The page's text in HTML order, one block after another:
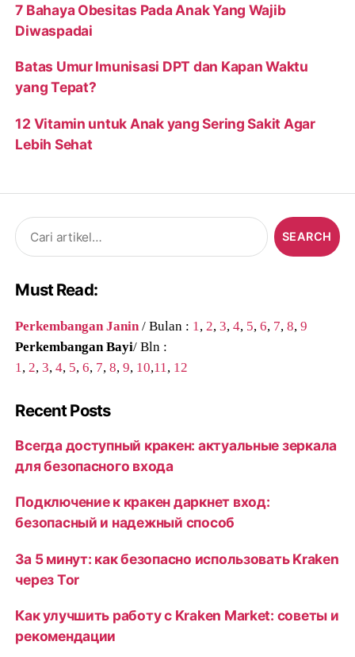
7 Bahaya Obesitas Pada Anak Yang Wajib
Diwaspadai
Batas Umur Imunisasi DPT dan Kapan Waktu
yang Tepat?
12 Vitamin untuk Anak yang Sering Sakit Agar
Lebih Sehat
Search
for:
Must Read:
Perkembangan Janin / Bulan : 1 , 2,3,4, 5,6, 7,8,9
Perkembangan Bayi/ Bln :
1 , 2,3,4, 5,6, 7,8,9, 10,11 , 12
Recent Posts
Всегда доступный кракен: актуальные зеркала
для безопасного входа
Подключение к кракен даркнет вход:
безопасный и надежный способ
За 5 минут: как безопасно использовать Kraken
через Tor
Как улучшить работу с Kraken Market: советы и
рекомендации